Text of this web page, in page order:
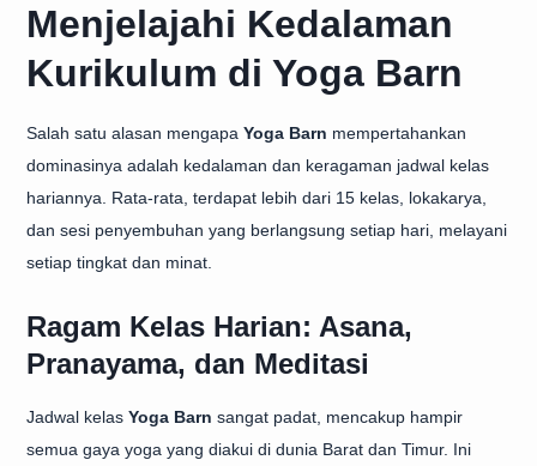
Menjelajahi Kedalaman
Kurikulum di Yoga Barn
Salah satu alasan mengapa Yoga Barn mempertahankan
dominasinya adalah kedalaman dan keragaman jadwal kelas
hariannya. Rata-rata, terdapat lebih dari 15 kelas, lokakarya,
dan sesi penyembuhan yang berlangsung setiap hari, melayani
setiap tingkat dan minat.
Ragam Kelas Harian: Asana,
Pranayama, dan Meditasi
Jadwal kelas Yoga Barn sangat padat, mencakup hampir
semua gaya yoga yang diakui di dunia Barat dan Timur. Ini